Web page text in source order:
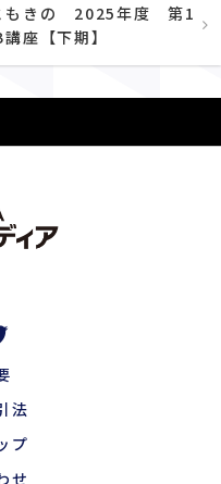
ともきの 2025年度 第1
座【下期】
法
プ
せ